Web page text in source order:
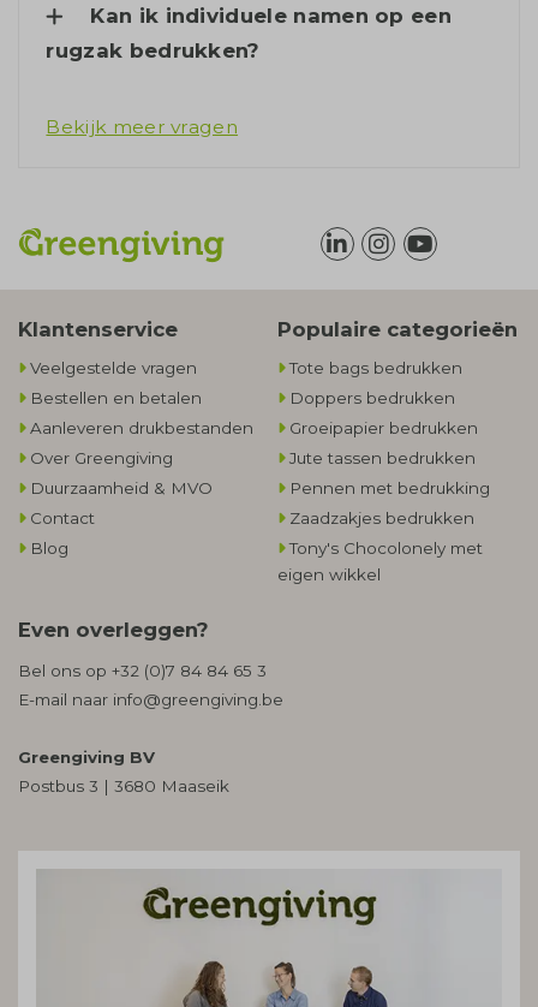
Kan ik individuele namen op een
rugzak bedrukken?
Bekijk meer vragen
Klantenservice
Veelgestelde vragen
Bestellen en betalen
Aanleveren drukbestanden
Over Greengiving
Duurzaamheid & MVO
Contact
Blog
Populaire categorieën
Tote bags bedrukken
Doppers bedrukken
Groeipapier bedrukken
Jute tassen bedrukken
Pennen met bedrukking
Zaadzakjes bedrukken
Tony's Chocolonely met
eigen wikkel
Even overleggen?
Bel ons op +32 (0)7 84 84 65 3
E-mail naar info@greengiving.be
Greengiving BV
Postbus 3 | 3680 Maaseik